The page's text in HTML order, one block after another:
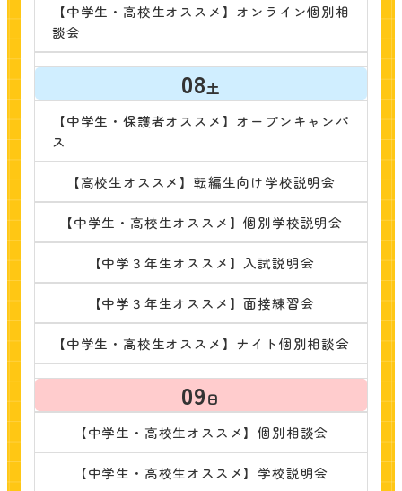
【中学生・高校生オススメ】オンライン個別相
談会
08土
【中学生・保護者オススメ】オープンキャンパ
ス
【高校生オススメ】転編生向け学校説明会
【中学生・高校生オススメ】個別学校説明会
【中学３年生オススメ】入試説明会
【中学３年生オススメ】面接練習会
【中学生・高校生オススメ】ナイト個別相談会
09日
【中学生・高校生オススメ】個別相談会
【中学生・高校生オススメ】学校説明会